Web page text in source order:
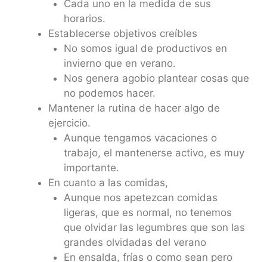
Cada uno en la medida de sus
horarios.
Establecerse objetivos creíbles
No somos igual de productivos en
invierno que en verano.
Nos genera agobio plantear cosas que
no podemos hacer.
Mantener la rutina de hacer algo de
ejercicio.
Aunque tengamos vacaciones o
trabajo, el mantenerse activo, es muy
importante.
En cuanto a las comidas,
Aunque nos apetezcan comidas
ligeras, que es normal, no tenemos
que olvidar las legumbres que son las
grandes olvidadas del verano
En ensalda, frías o como sean pero